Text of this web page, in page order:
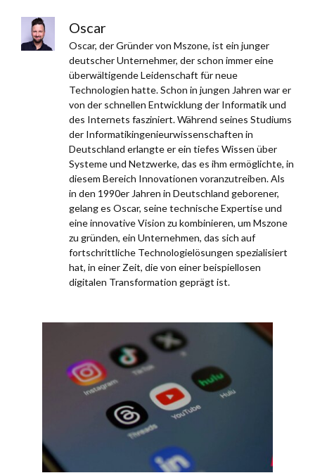
Oscar
Oscar, der Gründer von Mszone, ist ein junger
deutscher Unternehmer, der schon immer eine
überwältigende Leidenschaft für neue
Technologien hatte. Schon in jungen Jahren war er
von der schnellen Entwicklung der Informatik und
des Internets fasziniert. Während seines Studiums
der Informatikingenieurwissenschaften in
Deutschland erlangte er ein tiefes Wissen über
Systeme und Netzwerke, das es ihm ermöglichte, in
diesem Bereich Innovationen voranzutreiben. Als
in den 1990er Jahren in Deutschland geborener,
gelang es Oscar, seine technische Expertise und
eine innovative Vision zu kombinieren, um Mszone
zu gründen, ein Unternehmen, das sich auf
fortschrittliche Technologielösungen spezialisiert
hat, in einer Zeit, die von einer beispiellosen
digitalen Transformation geprägt ist.